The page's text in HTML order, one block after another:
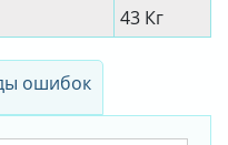
43 Кг
ошибок